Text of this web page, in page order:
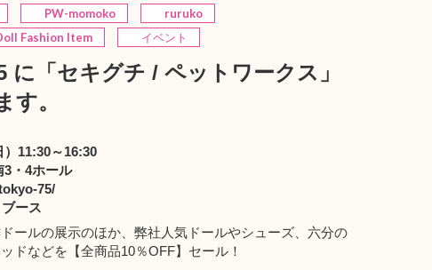
PW-momoko
ruruko
Fashion Item イベント
に「セキグチ / ペットワークス」
す。
）11:30～16:30
・4ホール
75/
ース
ールの展示のほか、弊社人気ドールやシューズ、六分の
ドなどを【全商品10％OFF】セール！